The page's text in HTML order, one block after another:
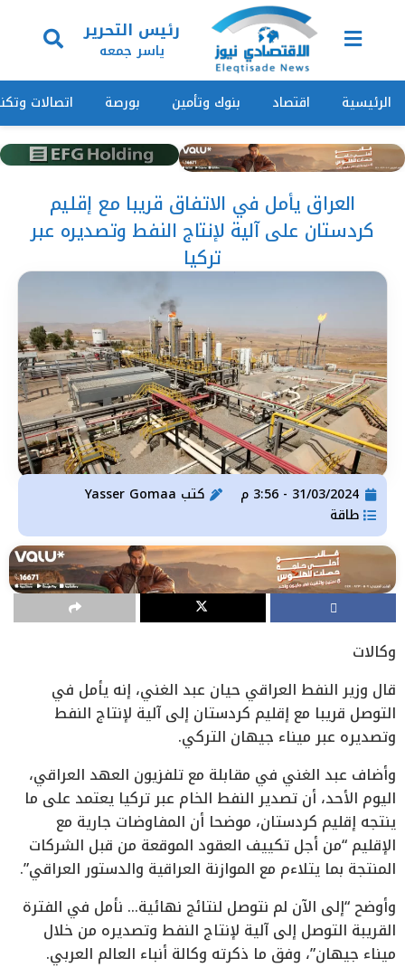
رئيس التحرير
ياسر جمعه
الرئيسية اقتصاد بنوك وتأمين بورصة اتصالات
العراق يأمل في الاتفاق قريبا مع إقليم
كردستان على آلية لإنتاج النفط وتصديره عبر
تركيا
31/03/2024 - 3:56 م كتب
طاقة
وكالات
قال وزير النفط العراقي حيان عبد الغني، إنه يأمل في
التوصل قريبا مع إقليم كردستان إلى آلية لإنتاج النفط
وتصديره عبر ميناء جيهان التركي.
وأضاف عبد الغني في مقابلة مع تلفزيون العهد العراقي،
اليوم الأحد، أن تصدير النفط الخام عبر تركيا يعتمد على ما
ينتجه إقليم كردستان، موضحا أن المفاوضات جارية مع
الإقليم “من أجل تكييف العقود الموقعة من قبل الشركات
المنتجة بما يتلاءم مع الموازنة العراقية والدستور العراقي”.
وأوضح “إلى الآن لم نتوصل لنتائج نهائية… نأمل في الفترة
القريبة التوصل إلى آلية لإنتاج النفط وتصديره من خلال
ميناء جيهان”، وفق ما ذكرته وكالة أنباء العالم العربي.